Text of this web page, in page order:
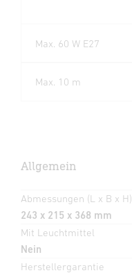
Max. 60 W E27
Max. 10 m
Allgemein
Abmessungen (L x B x H)
243 x 215 x 368 mm
Mit Leuchtmittel
Nein
Herstellergarantie